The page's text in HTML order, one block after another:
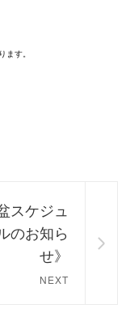
す。
スケジュ
のお知ら
せ》
NEXT